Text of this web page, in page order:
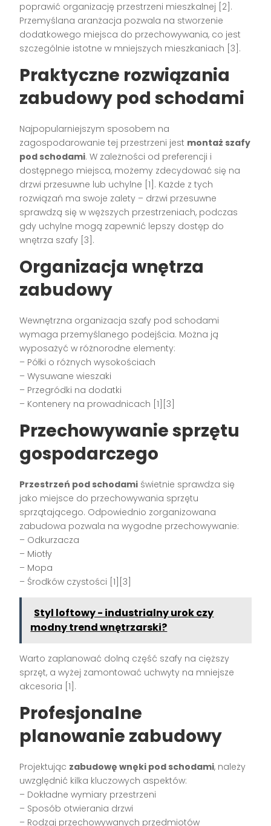
poprawić organizację przestrzeni mieszkalnej [2].
Przemyślana aranżacja pozwala na stworzenie
dodatkowego miejsca do przechowywania, co jest
szczególnie istotne w mniejszych mieszkaniach [3].
Praktyczne rozwiązania
zabudowy pod schodami
Najpopularniejszym sposobem na
zagospodarowanie tej przestrzeni jest montaż szafy
pod schodami. W zależności od preferencji i
dostępnego miejsca, możemy zdecydować się na
drzwi przesuwne lub uchylne [1]. Każde z tych
rozwiązań ma swoje zalety – drzwi przesuwne
sprawdzą się w węższych przestrzeniach, podczas
gdy uchylne mogą zapewnić lepszy dostęp do
wnętrza szafy [3].
Organizacja wnętrza
zabudowy
Wewnętrzna organizacja szafy pod schodami
wymaga przemyślanego podejścia. Można ją
wyposażyć w różnorodne elementy:
– Półki o różnych wysokościach
– Wysuwane wieszaki
– Przegródki na dodatki
– Kontenery na prowadnicach [1][3]
Przechowywanie sprzętu
gospodarczego
Przestrzeń pod schodami świetnie sprawdza się
jako miejsce do przechowywania sprzętu
sprzątającego. Odpowiednio zorganizowana
zabudowa pozwala na wygodne przechowywanie:
– Odkurzacza
– Miotły
– Mopa
– Środków czystości [1][3]
Styl loftowy - industrialny urok czy
modny trend wnętrzarski?
Warto zaplanować dolną część szafy na cięższy
sprzęt, a wyżej zamontować uchwyty na mniejsze
akcesoria [1].
Profesjonalne
planowanie zabudowy
Projektując zabudowę wnęki pod schodami, należy
uwzględnić kilka kluczowych aspektów:
– Dokładne wymiary przestrzeni
– Sposób otwierania drzwi
– Rodzaj przechowywanych przedmiotów